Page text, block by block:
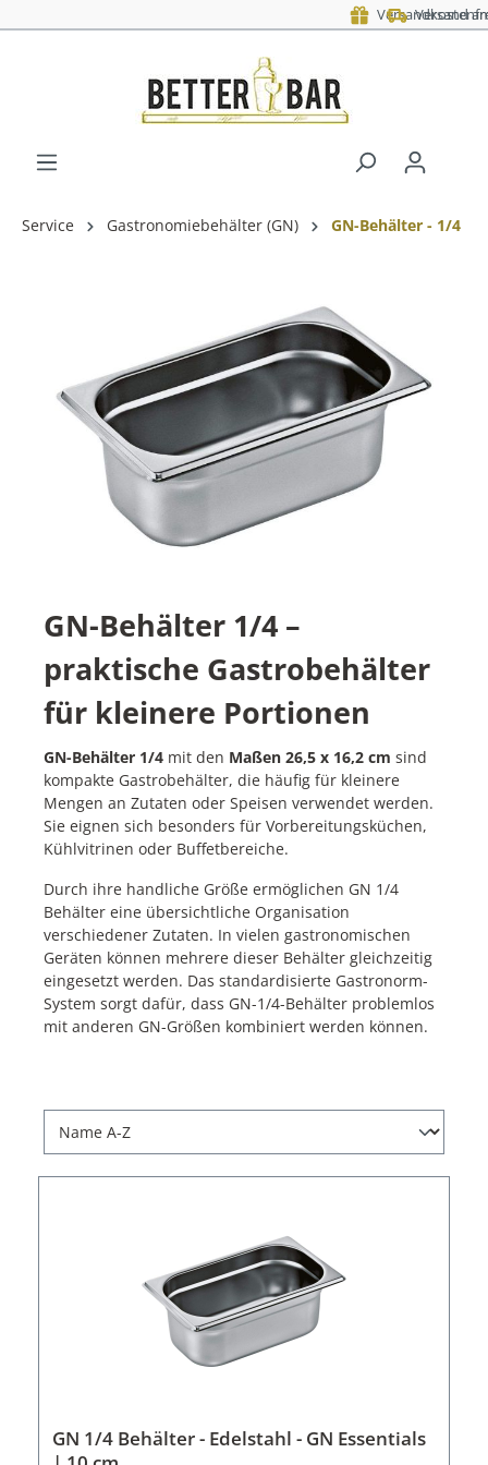
Versand am nächsten Werktag - mit DHL
Service Gastronomiebehälter (GN) GN-Behälter - 1/4
GN-Behälter 1/4 –
praktische Gastrobehälter
für kleinere Portionen
GN-Behälter 1/4 mit den Maßen 26,5 x 16,2 cm sind
kompakte Gastrobehälter, die häufig für kleinere
Mengen an Zutaten oder Speisen verwendet werden.
Sie eignen sich besonders für Vorbereitungsküchen,
Kühlvitrinen oder Buffetbereiche.
Durch ihre handliche Größe ermöglichen GN 1/4
Behälter eine übersichtliche Organisation
verschiedener Zutaten. In vielen gastronomischen
Geräten können mehrere dieser Behälter gleichzeitig
eingesetzt werden. Das standardisierte Gastronorm-
System sorgt dafür, dass GN-1/4-Behälter problemlos
mit anderen GN-Größen kombiniert werden können.
GN 1/4 Behälter - Edelstahl - GN Essentials